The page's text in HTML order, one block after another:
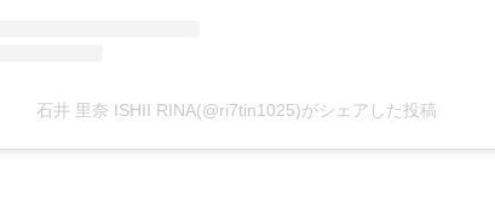
石井 里奈 ISHII RINA(@ri7tin1025)がシェアした投稿